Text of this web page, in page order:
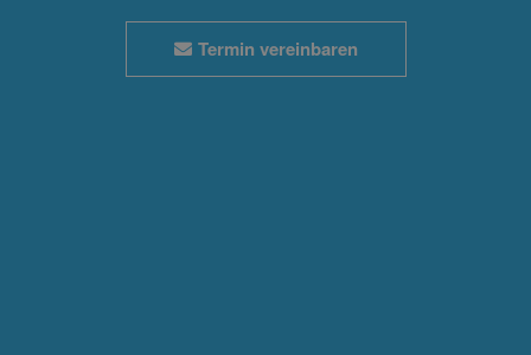
Termin vereinbaren